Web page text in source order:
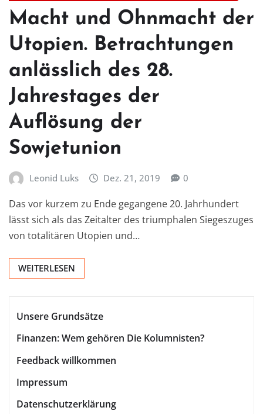
Macht und Ohnmacht der
Utopien. Betrachtungen
anlässlich des 28.
Jahrestages der
Auflösung der
Sowjetunion
Leonid Luks Dez. 21, 2019 0
Das vor kurzem zu Ende gegangene 20. Jahrhundert
lässt sich als das Zeitalter des triumphalen Siegeszuges
von totalitären Utopien und…
WEITERLESEN
Unsere Grundsätze
Finanzen: Wem gehören Die Kolumnisten?
Feedback willkommen
Impressum
Datenschutzerklärung